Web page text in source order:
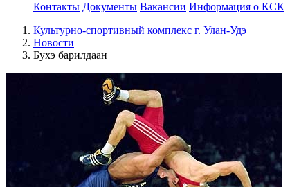
Контакты Документы Вакансии Информация о КСК
Культурно-спортивный комплекс г. Улан-Удэ
Новости
Бухэ барилдаан